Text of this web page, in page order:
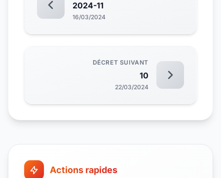
2024-11
16/03/2024
DÉCRET SUIVANT
10
22/03/2024
Actions rapides